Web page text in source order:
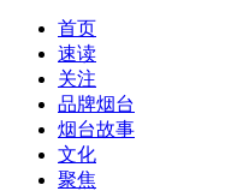
首页
速读
关注
品牌烟台
烟台故事
文化
聚焦